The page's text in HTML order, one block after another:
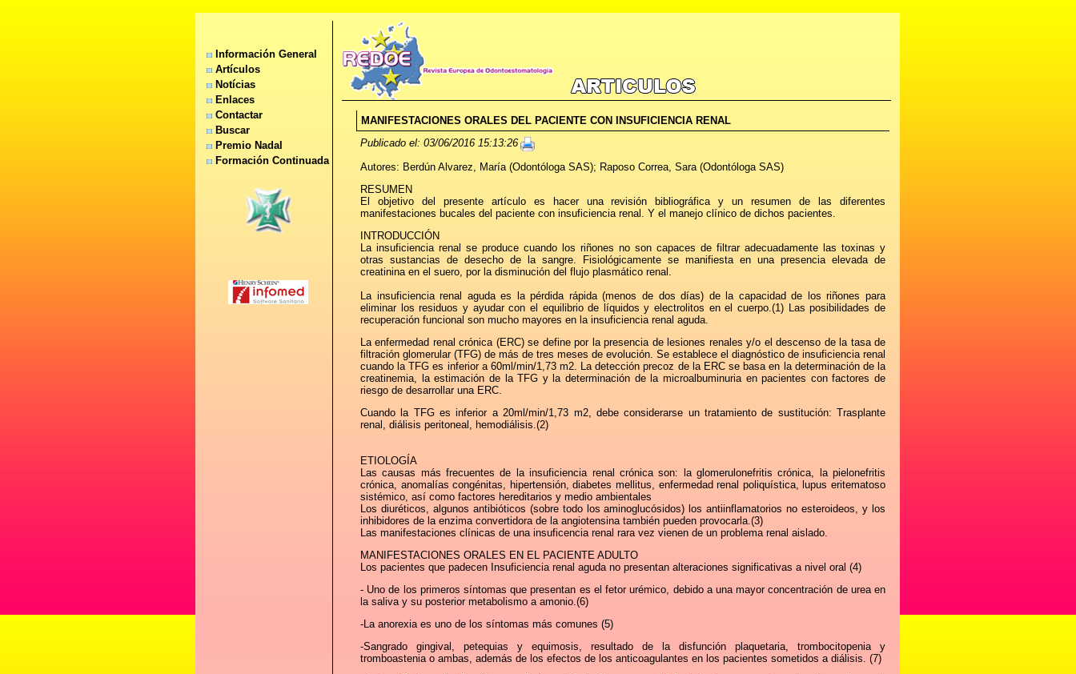
Información General
Artículos
Notícias
Enlaces
Contactar
Buscar
Premio Nadal
Formación Continuada
MANIFESTACIONES ORALES DEL PACIENTE CON INSUFICIENCIA RENAL
Publicado el: 03/06/2016 15:13:26
Autores: Berdún Alvarez, María (Odontóloga SAS); Raposo Correa, Sara (Odontóloga SAS)
RESUMEN
El objetivo del presente artículo es hacer una revisión bibliográfica y un resumen de las diferentes
manifestaciones bucales del paciente con insuficiencia renal. Y el manejo clínico de dichos pacientes.
INTRODUCCIÓN
La insuficiencia renal se produce cuando los riñones no son capaces de filtrar adecuadamente las toxinas y
otras sustancias de desecho de la sangre. Fisiológicamente se manifiesta en una presencia elevada de
creatinina en el suero, por la disminución del flujo plasmático renal.
La insuficiencia renal aguda es la pérdida rápida (menos de dos días) de la capacidad de los riñones para
eliminar los residuos y ayudar con el equilibrio de líquidos y electrolitos en el cuerpo.(1) Las posibilidades de
recuperación funcional son mucho mayores en la insuficiencia renal aguda.
La enfermedad renal crónica (ERC) se define por la presencia de lesiones renales y/o el descenso de la tasa de
filtración glomerular (TFG) de más de tres meses de evolución. Se establece el diagnóstico de insuficiencia renal
cuando la TFG es inferior a 60ml/min/1,73 m2. La detección precoz de la ERC se basa en la determinación de la
creatinemia, la estimación de la TFG y la determinación de la microalbuminuria en pacientes con factores de
riesgo de desarrollar una ERC.
Cuando la TFG es inferior a 20ml/min/1,73 m2, debe considerarse un tratamiento de sustitución: Trasplante
renal, diálisis peritoneal, hemodiálisis.(2)
ETIOLOGÍA
Las causas más frecuentes de la insuficiencia renal crónica son: la glomerulonefritis crónica, la pielonefritis
crónica, anomalías congénitas, hipertensión, diabetes mellitus, enfermedad renal poliquística, lupus eritematoso
sistémico, así como factores hereditarios y medio ambientales
Los diuréticos, algunos antibióticos (sobre todo los aminoglucósidos) los antiinflamatorios no esteroideos, y los
inhibidores de la enzima convertidora de la angiotensina también pueden provocarla.(3)
Las manifestaciones clínicas de una insuficencia renal rara vez vienen de un problema renal aislado.
MANIFESTACIONES ORALES EN EL PACIENTE ADULTO
Los pacientes que padecen Insuficiencia renal aguda no presentan alteraciones significativas a nivel oral (4)
- Uno de los primeros síntomas que presentan es el fetor urémico, debido a una mayor concentración de urea en
la saliva y su posterior metabolismo a amonio.(6)
-La anorexia es uno de los síntomas más comunes (5)
-Sangrado gingival, petequias y equimosis, resultado de la disfunción plaquetaria, trombocitopenia y
tromboastenia o ambas, además de los efectos de los anticoagulantes en los pacientes sometidos a diálisis. (7)